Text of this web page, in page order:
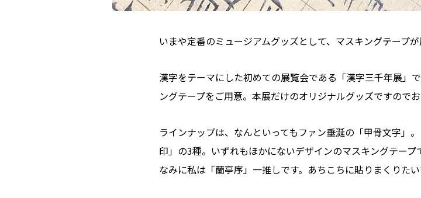
いまや定番のミュージアムグッズとして、マスキングテープが
漢字をテーマにした初めての展覧会である「漢字三千年展」
ングテープをご用意。本展だけのオリジナルグッズですのでお
ラインナップは、なんといってもファン垂涎の「甲骨文字」
印」の3種。いずれもほかにないデザインのマスキングテー
なみに私は「蘭亭序」一推しです。あちこちに貼りまくりたい